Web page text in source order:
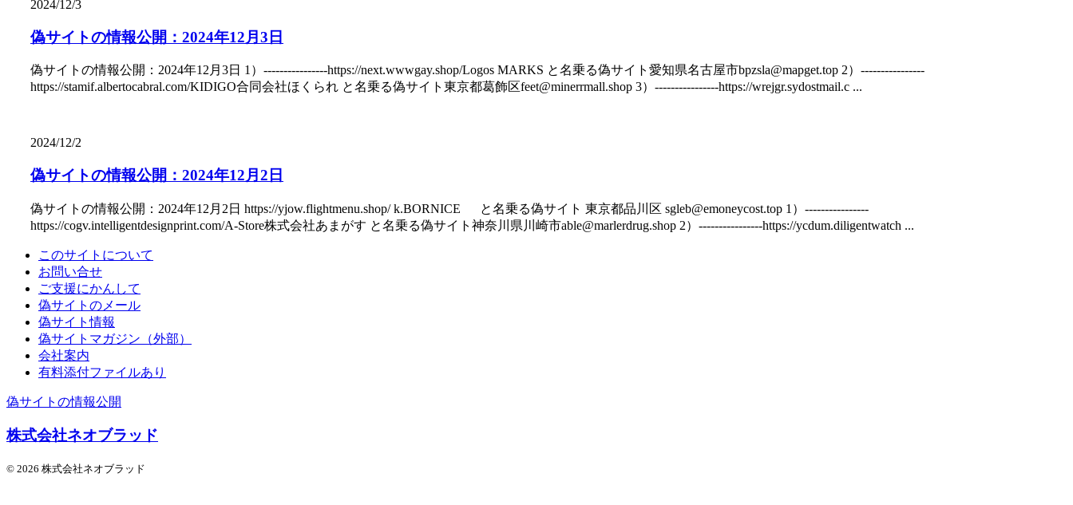
2024/12/3
偽サイトの情報公開：2024年12月3日
偽サイトの情報公開：2024年12月3日 1）----------------https://next.wwwgay.shop/Logos MARKS と名乗る偽サイト愛知県名古屋市bpzsla@mapget.top 2）----------------
https://stamif.albertocabral.com/KIDIGO合同会社ほくられ と名乗る偽サイト東京都葛飾区feet@minerrmall.shop 3）----------------https://wrejgr.sydostmail.c ...
2024/12/2
偽サイトの情報公開：2024年12月2日
偽サイトの情報公開：2024年12月2日 https://yjow.flightmenu.shop/ k.BORNICE と名乗る偽サイト 東京都品川区 sgleb@emoneycost.top 1）----------------
https://cogv.intelligentdesignprint.com/A-Store株式会社あまがす と名乗る偽サイト神奈川県川崎市able@marlerdrug.shop 2）----------------https://ycdum.diligentwatch ...
このサイトについて
お問い合せ
ご支援にかんして
偽サイトのメール
偽サイト情報
偽サイトマガジン（外部）
会社案内
有料添付ファイルあり
偽サイトの情報公開
株式会社ネオブラッド
© 2026 株式会社ネオブラッド